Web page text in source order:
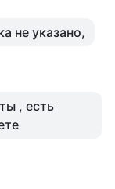
не указано,
, есть